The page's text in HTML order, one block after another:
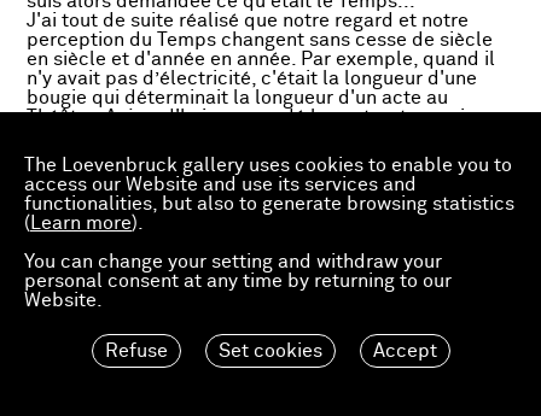
The Loevenbruck gallery uses cookies to enable you to
access our Website and use its services and
functionalities, but also to generate browsing statistics
( Learn more).
You can change your setting and withdraw your
personal consent at any time by returning to our
Website.
Refuse Set cookies Accept
J'ai tout de suite réalisé que notre regard et notre
perception du Temps changent sans cesse de siècle
en siècle et d'année en année. Par exemple, quand il
n'y avait pas d’électricité, c'était la longueur d'une
bougie qui déterminait la longueur d'un acte au
Théâtre. Aujourd'hui on a gardé les entractes mais
l'époque. On fait donc des actes dont on a oublié la
signification de départ.
Ensuite j'ai commencé à chercher autour de moi des
éléments qui pouvaient m'indiquer une durée... Un
jour, en allant au zoo avec ma fille... je me suis
demandée si les serpents grandissaient toute leur vie.
Et effectivement plus le serpent est long, plus il est
âgé. La peau d'un serpent indique donc une durée.
Il est surprenant de voir sur leur peau un motif qui se
information. Cela me fait penser aussi à un dessin, une
écriture proche de celle d’un« sismographe » qui ne